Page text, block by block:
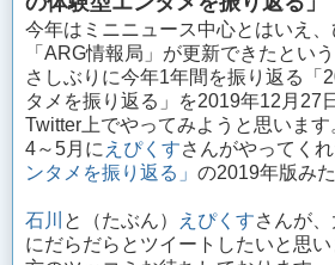
今年はミニニュース中心とはいえ
「ARG情報局」が更新できたとい
さしぶりに今年1年間を振り返る「
タメを振り返る」を2019年12月27
Twitter上でやってみようと思います
4～5月に えぴくすさんがやってく
ンタメを振り返る」 の2019年版み
石川 と（たぶん） えぴくすさんが
にだらだらとツイートしたいと思